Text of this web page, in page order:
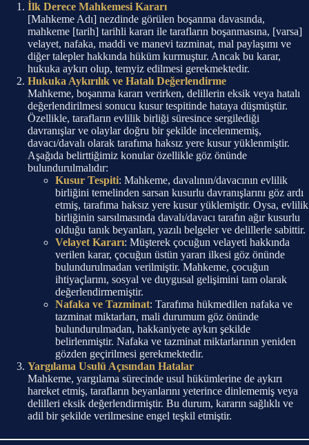
İlk Derece Mahkemesi Kararı
[Mahkeme Adı] nezdinde görülen boşanma davasında,
mahkeme [tarih] tarihli kararı ile tarafların boşanmasına, [varsa]
velayet, nafaka, maddi ve manevi tazminat, mal paylaşımı ve
diğer talepler hakkında hüküm kurmuştur. Ancak bu karar,
hukuka aykırı olup, temyiz edilmesi gerekmektedir.
Hukuka Aykırılık ve Hatalı Değerlendirme
Mahkeme, boşanma kararı verirken, delillerin eksik veya hatalı
değerlendirilmesi sonucu kusur tespitinde hataya düşmüştür.
Özellikle, tarafların evlilik birliği süresince sergilediği
davranışlar ve olaylar doğru bir şekilde incelenmemiş,
davacı/davalı olarak tarafıma haksız yere kusur yüklenmiştir.
Aşağıda belirttiğimiz konular özellikle göz önünde
bulundurulmalıdır:
Kusur Tespiti: Mahkeme, davalının/davacının evlilik
birliğini temelinden sarsan kusurlu davranışlarını göz ardı
etmiş, tarafıma haksız yere kusur yüklemiştir. Oysa, evlilik
birliğinin sarsılmasında davalı/davacı tarafın ağır kusurlu
olduğu tanık beyanları, yazılı belgeler ve delillerle sabittir.
Velayet Kararı: Müşterek çocuğun velayeti hakkında
verilen karar, çocuğun üstün yararı ilkesi göz önünde
bulundurulmadan verilmiştir. Mahkeme, çocuğun
ihtiyaçlarını, sosyal ve duygusal gelişimini tam olarak
değerlendirmemiştir.
Nafaka ve Tazminat: Tarafıma hükmedilen nafaka ve
tazminat miktarları, mali durumum göz önünde
bulundurulmadan, hakkaniyete aykırı şekilde
belirlenmiştir. Nafaka ve tazminat miktarlarının yeniden
gözden geçirilmesi gerekmektedir.
Yargılama Usulü Açısından Hatalar
Mahkeme, yargılama sürecinde usul hükümlerine de aykırı
hareket etmiş, tarafların beyanlarını yeterince dinlememiş veya
delilleri eksik değerlendirmiştir. Bu durum, kararın sağlıklı ve
adil bir şekilde verilmesine engel teşkil etmiştir.